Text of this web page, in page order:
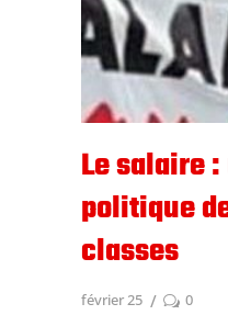
Le salaire
politique
classes
février 25 0